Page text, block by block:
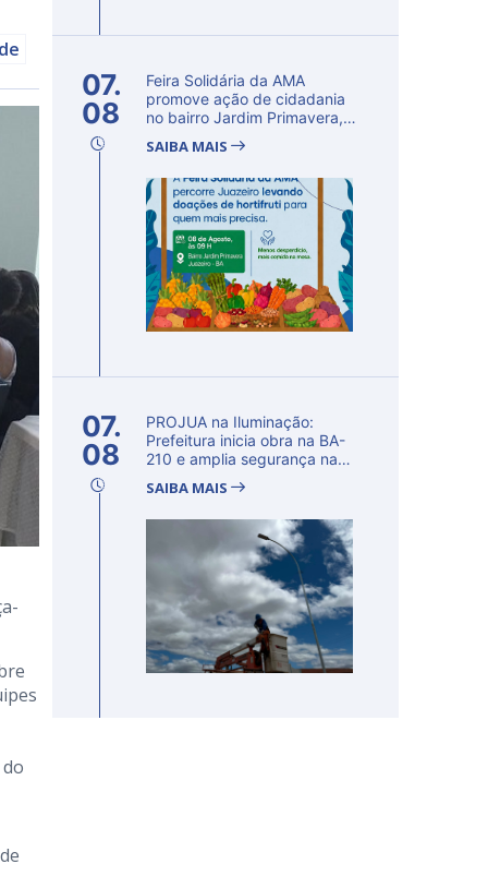
07.
08
Feira Solidária da AMA
promove ação de cidadania
no bairro Jardim Primavera,
SAIBA MAIS
07.
08
PROJUA na Iluminação:
Prefeitura inicia obra na BA-
210 e amplia segurança na
SAIBA MAIS